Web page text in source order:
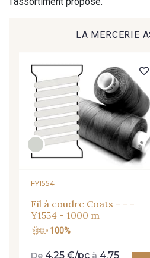
LA MERCERIE
FY1554
Fil à coudre Coats - - -
Y1554 - 1000 m
100%
4,25 €/pc
4,75
Pour vous, couture rime